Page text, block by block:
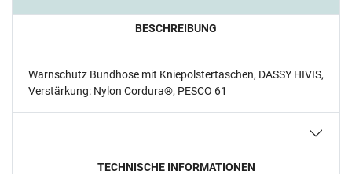
BESCHREIBUNG
Warnschutz Bundhose mit Kniepolstertaschen, DASSY HIVIS,
Verstärkung: Nylon Cordura®, PESCO 61
TECHNISCHE INFORMATIONEN